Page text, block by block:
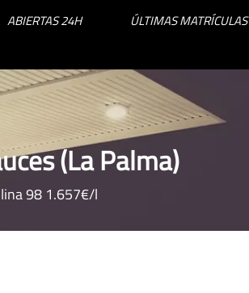
ABIERTAS 24H ÚLTIMAS MATRÍCULAS
(La Palma)
98 1.657€/l